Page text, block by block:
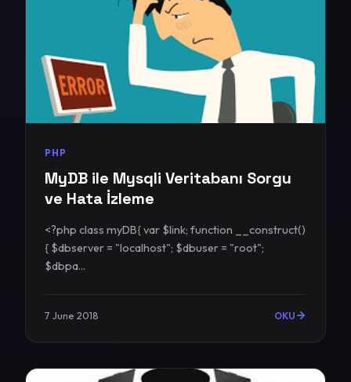
PHP
MyDB ile Mysqli Veritabanı Sorgu
ve Hata İzleme
<?php class myDB{ var $link; function __construct()
{ $dbserver = "localhost"; $dbuser = "root";
$dbpa...
7 June 2018 OKU